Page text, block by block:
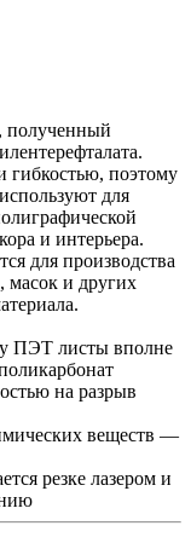
гибкостью, поэтому
для
и интерьера.
для производства
масок и других
ПЭТ листы вполне
на разрыв
веществ —
резке лазером и